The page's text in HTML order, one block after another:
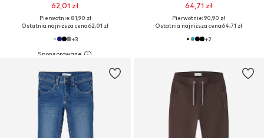
62,01 zł
Pierwotnie: 81,90 zł
Ostatnia najniższa cena:62,01 zł
+3
64,71 zł
Pierwotnie: 90,90 zł
Ostatnia najniższa cena:64,71 zł
+2